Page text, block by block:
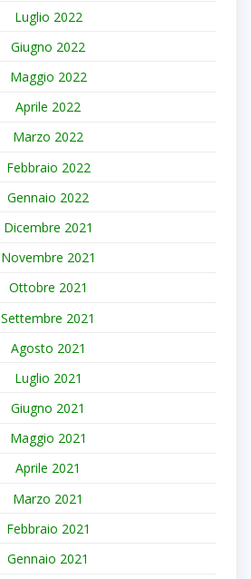
Luglio 2022
Giugno 2022
Maggio 2022
Aprile 2022
Marzo 2022
Febbraio 2022
Gennaio 2022
Dicembre 2021
Novembre 2021
Ottobre 2021
Settembre 2021
Agosto 2021
Luglio 2021
Giugno 2021
Maggio 2021
Aprile 2021
Marzo 2021
Febbraio 2021
Gennaio 2021